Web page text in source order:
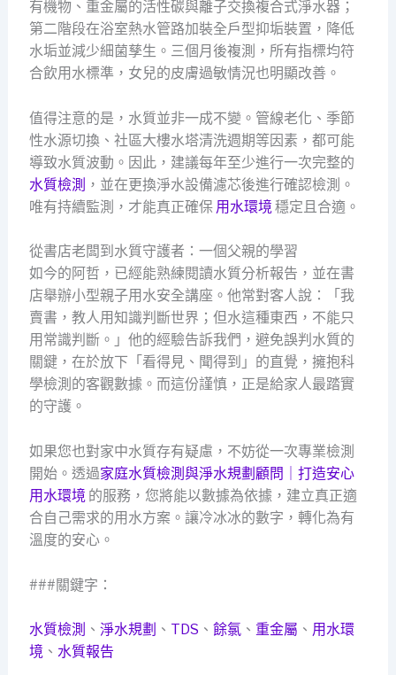
有機物、重金屬的活性碳與離子交換複合式淨水器；
第二階段在浴室熱水管路加裝全戶型抑垢裝置，降低
水垢並減少細菌孳生。三個月後複測，所有指標均符
合飲用水標準，女兒的皮膚過敏情況也明顯改善。
值得注意的是，水質並非一成不變。管線老化、季節
性水源切換、社區大樓水塔清洗週期等因素，都可能
導致水質波動。因此，建議每年至少進行一次完整的
水質檢測 ，並在更換淨水設備濾芯後進行確認檢測。
唯有持續監測，才能真正確保 用水環境 穩定且合適。
從書店老闆到水質守護者：一個父親的學習
如今的阿哲，已經能熟練閱讀水質分析報告，並在書
店舉辦小型親子用水安全講座。他常對客人說：「我
賣書，教人用知識判斷世界；但水這種東西，不能只
用常識判斷。」他的經驗告訴我們，避免誤判水質的
關鍵，在於放下「看得見、聞得到」的直覺，擁抱科
學檢測的客觀數據。而這份謹慎，正是給家人最踏實
的守護。
如果您也對家中水質存有疑慮，不妨從一次專業檢測
開始。透過家庭水質檢測與淨水規劃顧問｜打造安心
用水環境的服務，您將能以數據為依據，建立真正適
合自己需求的用水方案。讓冷冰冰的數字，轉化為有
溫度的安心。
###關鍵字：
水質檢測 、 淨水規劃 、 TDS 、 餘氯、 重金屬 、 用水環
境、 水質報告